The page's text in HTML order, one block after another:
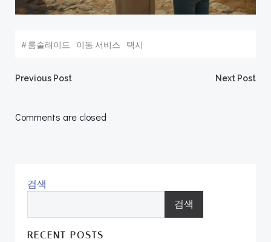
#룸술래이드 이동 서비스 택시
Post
navigation
Previous Post Next Post
Comments are closed
검색
검색
RECENT POSTS